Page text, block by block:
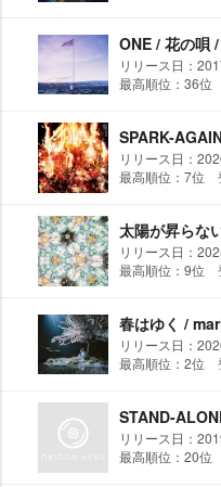
ONE / 花の唄
リリース日：
最高順位：36
SPARK-
リリース日：
最高順位：7位
太陽が昇らな
リリース日：
最高順位：9位
春はゆく /
リリース日：
最高順位：2位
STAND-
リリース日：
最高順位：20